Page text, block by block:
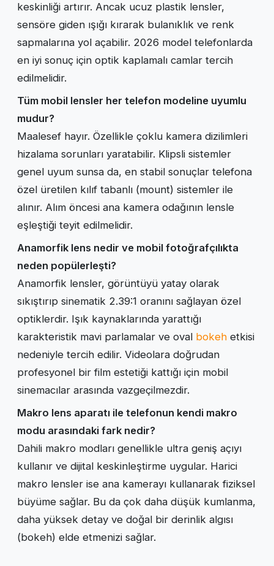
keskinliği artırır. Ancak ucuz plastik lensler,
sensöre giden ışığı kırarak bulanıklık ve renk
sapmalarına yol açabilir. 2026 model telefonlarda
en iyi sonuç için optik kaplamalı camlar tercih
edilmelidir.
Tüm mobil lensler her telefon modeline uyumlu
mudur?
Maalesef hayır. Özellikle çoklu kamera dizilimleri
hizalama sorunları yaratabilir. Klipsli sistemler
genel uyum sunsa da, en stabil sonuçlar telefona
özel üretilen kılıf tabanlı (mount) sistemler ile
alınır. Alım öncesi ana kamera odağının lensle
eşleştiği teyit edilmelidir.
Anamorfik lens nedir ve mobil fotoğrafçılıkta
neden popülerleşti?
Anamorfik lensler, görüntüyü yatay olarak
sıkıştırıp sinematik 2.39:1 oranını sağlayan özel
optiklerdir. Işık kaynaklarında yarattığı
karakteristik mavi parlamalar ve oval bokeh etkisi
nedeniyle tercih edilir. Videolara doğrudan
profesyonel bir film estetiği kattığı için mobil
sinemacılar arasında vazgeçilmezdir.
Makro lens aparatı ile telefonun kendi makro
modu arasındaki fark nedir?
Dahili makro modları genellikle ultra geniş açıyı
kullanır ve dijital keskinleştirme uygular. Harici
makro lensler ise ana kamerayı kullanarak fiziksel
büyüme sağlar. Bu da çok daha düşük kumlanma,
daha yüksek detay ve doğal bir derinlik algısı
(bokeh) elde etmenizi sağlar.